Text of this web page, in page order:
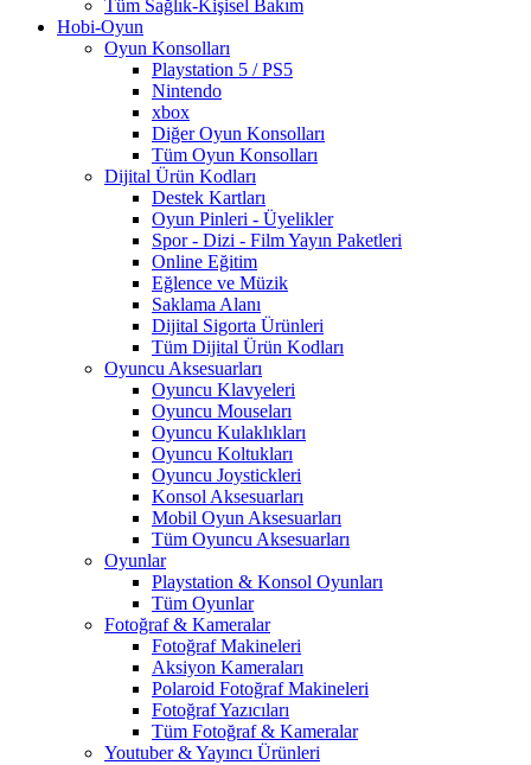
Tüm Sağlık-Kişisel Bakım
Hobi-Oyun
Oyun Konsolları
Playstation 5 / PS5
Nintendo
xbox
Diğer Oyun Konsolları
Tüm Oyun Konsolları
Dijital Ürün Kodları
Destek Kartları
Oyun Pinleri - Üyelikler
Spor - Dizi - Film Yayın Paketleri
Online Eğitim
Eğlence ve Müzik
Saklama Alanı
Dijital Sigorta Ürünleri
Tüm Dijital Ürün Kodları
Oyuncu Aksesuarları
Oyuncu Klavyeleri
Oyuncu Mouseları
Oyuncu Kulaklıkları
Oyuncu Koltukları
Oyuncu Joystickleri
Konsol Aksesuarları
Mobil Oyun Aksesuarları
Tüm Oyuncu Aksesuarları
Oyunlar
Playstation & Konsol Oyunları
Tüm Oyunlar
Fotoğraf & Kameralar
Fotoğraf Makineleri
Aksiyon Kameraları
Polaroid Fotoğraf Makineleri
Fotoğraf Yazıcıları
Tüm Fotoğraf & Kameralar
Youtuber & Yayıncı Ürünleri